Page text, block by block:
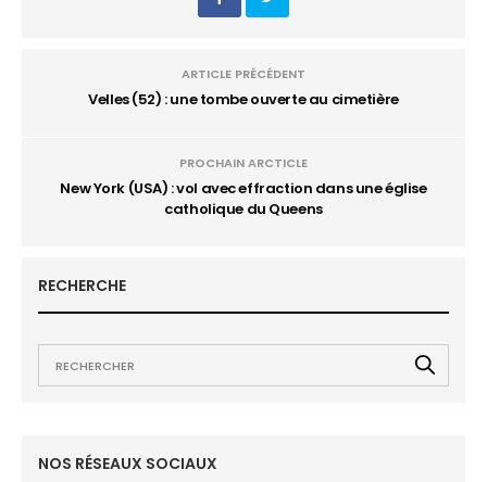
ARTICLE PRÉCÉDENT
Velles (52) : une tombe ouverte au cimetière
PROCHAIN ARCTICLE
New York (USA) : vol avec effraction dans une église
catholique du Queens
RECHERCHE
NOS RÉSEAUX SOCIAUX